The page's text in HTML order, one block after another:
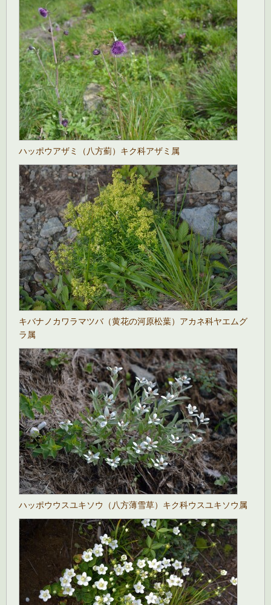
ハッポウアザミ（八方薊）キク科アザミ属
キバナノカワラマツバ（黄花の河原松葉）アカネ科ヤエムグ
ラ属
ハッポウウスユキソウ（八方薄雪草）キク科ウスユキソウ属